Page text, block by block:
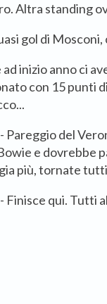
Altra standing
gol di
ad inizio anno ci
con 15 punti
Pareggio del
e dovrebbe
più, tornate tutti
Finisce qui. Tutti